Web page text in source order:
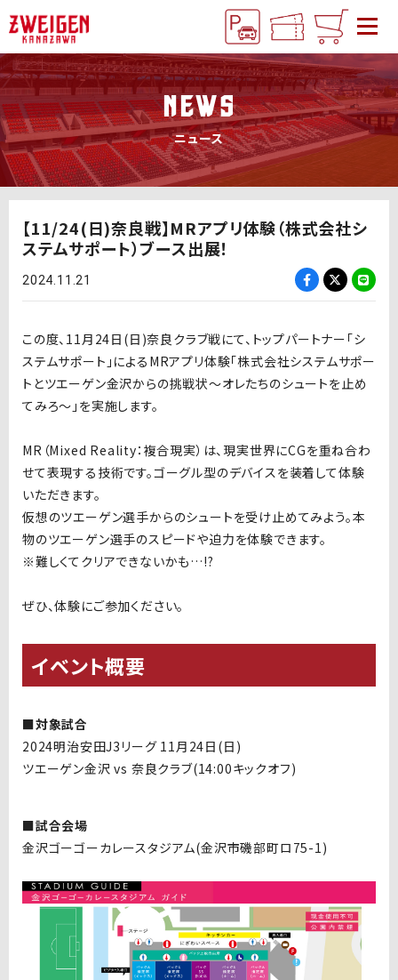
NEWS
ニュース
【11/24(日)奈良戦】MRアプリ体験（株式会社シ
ステムサポート）ブース出展！
2024.11.21
この度、11月24日(日)奈良クラブ戦にて、トップパートナー「シ
ステムサポート」による MRアプリ体験「株式会社システムサポー
トとツエーゲン金沢からの挑戦状～オレたちのシュートを止め
てみろ～」を実施します。
MR（Mixed Reality：複合現実）は、現実世界にCGを重ね合わ
せて表現する技術です。ゴーグル型のデバイスを装着して体験
いただきます。
仮想のツエーゲン選手からのシュートを受け止めてみよう。本
物のツエーゲン選手のスピードや迫力を体験できます。
※難しくてクリアできないかも…!?
ぜひ、体験にご参加ください。
イベント概要
■対象試合
2024明治安田J3リーグ 11月24日(日)
ツエーゲン金沢 vs 奈良クラブ(14:00キックオフ)
■試合会場
金沢ゴーゴーカレースタジアム(金沢市磯部町ロ75-1)